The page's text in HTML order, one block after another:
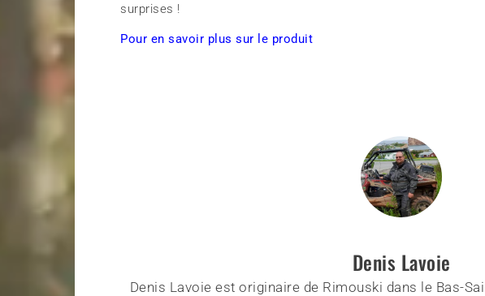
surprises !
Pour en savoir plus sur le produit
Denis Lavoie
Denis Lavoie est originaire de Rimouski dans le Bas-